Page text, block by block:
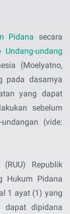
Pidana secara
Undang-undang
(Moelyatno,
pada dasarnya
yang dapat
sebelum
(vide:
Republik
Hukum Pidana
1 ayat (1) yang
dapat dipidana